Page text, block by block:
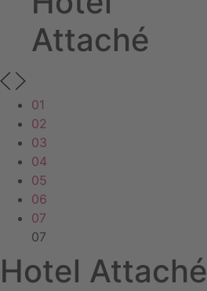
Attaché
01
02
03
04
05
06
07
07
Hotel Attaché